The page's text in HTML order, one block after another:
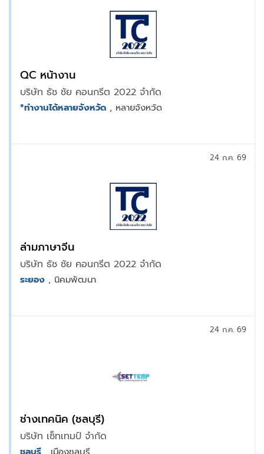
QC หน้างาน
บริษัท ธัช ชัย คอนกรีต 2022 จํากัด
*ทำงานได้หลายจังหวัด , หลายจังหวัด
ล่ามภาษาจีน
บริษัท ธัช ชัย คอนกรีต 2022 จํากัด
24 ก.ค. 69
ระยอง , นิคมพัฒนา
ช่างเทคนิค (ชลบุรี)
บริษัท เซ็ทเทมป์ จำกัด
24 ก.ค. 69